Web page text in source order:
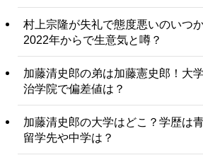
村上宗隆が失礼で態度悪いのいつ
2022年からで生意気と噂？
加藤清史郎の弟は加藤憲史郎！大
治学院で偏差値は？
加藤清史郎の大学はどこ？学歴は
留学先や中学は？